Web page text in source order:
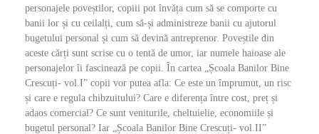
personajele poveștilor, copiii pot învăța cum să se comporte cu
banii lor și cu ceilalți, cum să-și administreze banii cu ajutorul
bugetului personal și cum să devină antreprenor. Poveștile din
aceste cărți sunt scrise cu o tentă de umor, iar numele haioase ale
personajelor îi fascinează pe copii. În cartea „Școala Banilor Bine
Crescuți- vol.I” copii vor putea afla: Ce este un împrumut, un risc
și care e regula chibzuitului? Care e diferența între cost, preț și
adaos comercial? Ce sunt veniturile, cheltuielie, economiile și
bugetul personal? Iar „Școala Banilor Bine Crescuți- vol.II”